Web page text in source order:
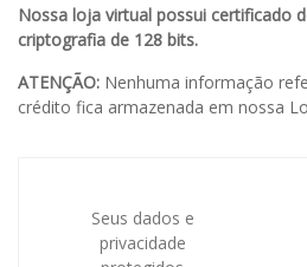
Nossa loja virtual possui certificado
criptografia de 128 bits.
ATENÇÃO: Nenhuma informação
crédito fica armazenada em nossa
Seus dados e
privacidade